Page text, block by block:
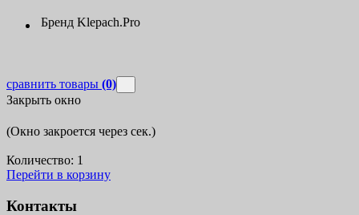
Бренд Klepach.Pro
сравнить товары (0)
Закрыть окно
(Окно закроется через сек.)
Количество: 1
Перейти в корзину
Контакты